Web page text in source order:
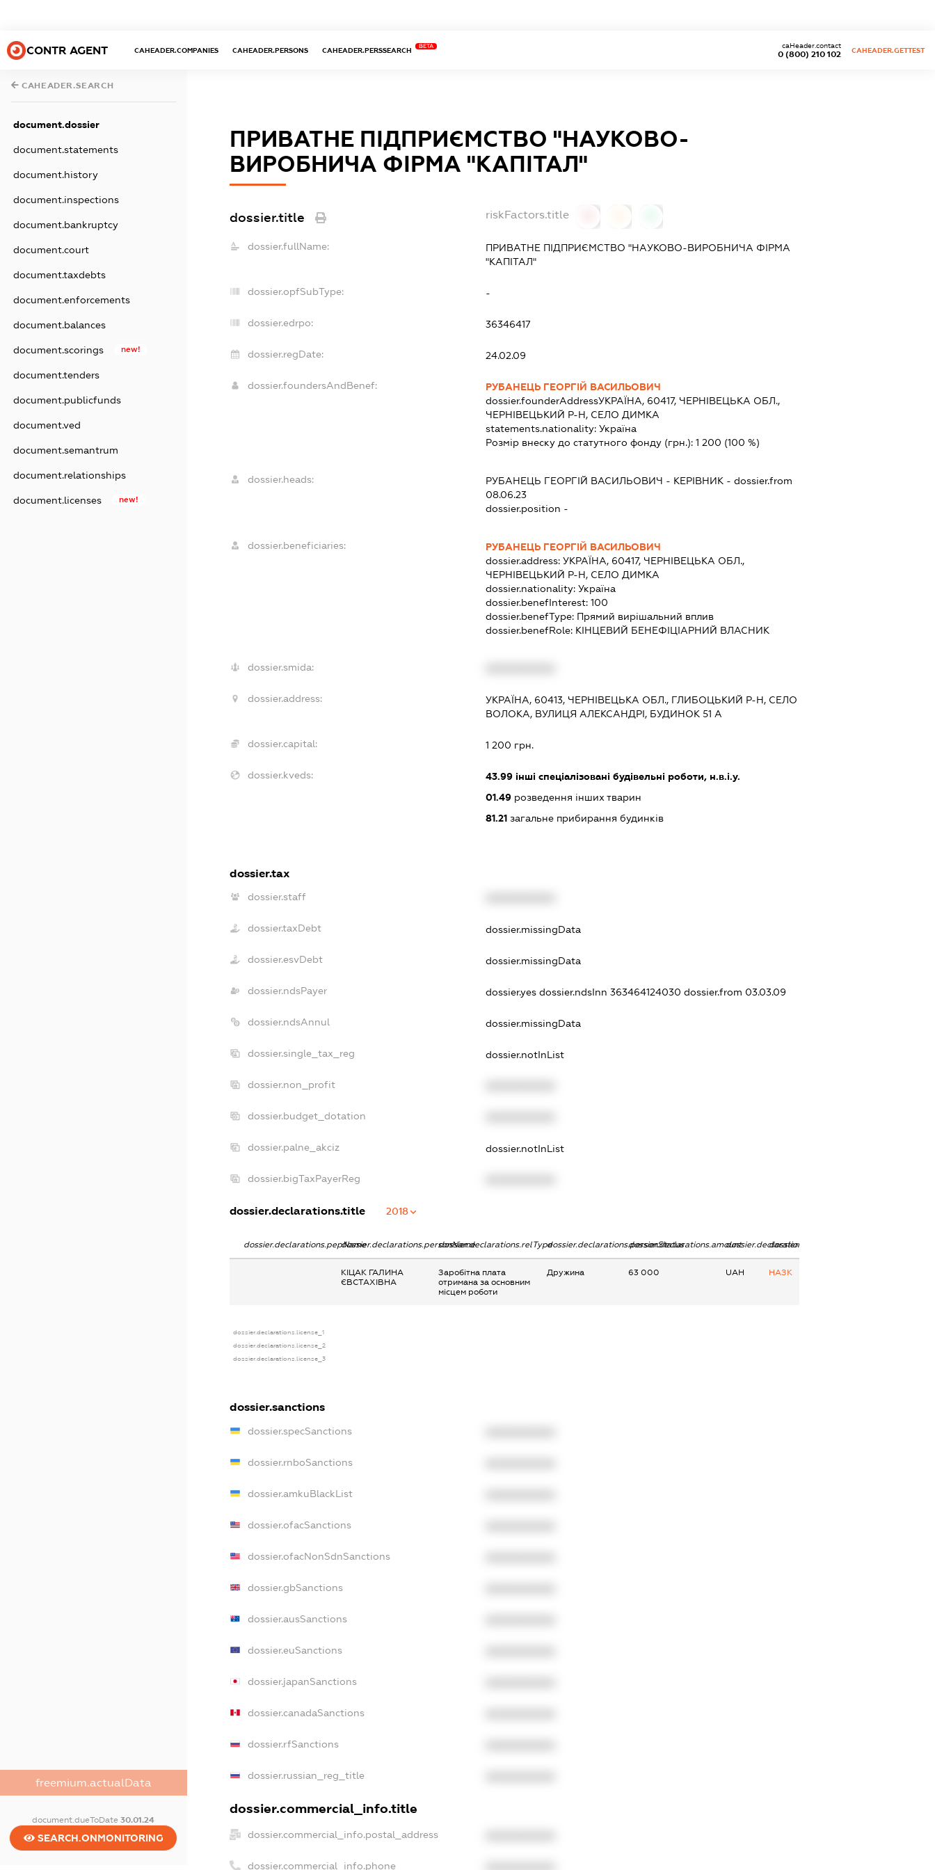
CONTR AGENT CAHEADER.COMPANIES CAHEADER.PERSONS CAHEADER.PERSSEARCH
BETA
0 (800) 210 102
caHeader.contact
CAHEADER.GETTEST
CAHEADER.SEARCH
document.dossier
document.statements
document.history
document.inspections
document.bankruptcy
document.court
document.taxdebts
document.enforcements
document.balances
document.scorings new!
document.tenders
document.publicfunds
document.ved
document.semantrum
document.relationships
document.licenses new!
freemium.actualData
document.dueToDate30.01.24
SEARCH.ONMONITORING
ПРИВАТНЕ ПІДПРИЄМСТВО "НАУКОВО-
ВИРОБНИЧА ФІРМА "КАПІТАЛ"
dossier.title riskFactors.title
dossier.fullName:
ПРИВАТНЕ ПІДПРИЄМСТВО "НАУКОВО-ВИРОБНИЧА ФІРМА
"КАПІТАЛ"
dossier.opfSubType: -
dossier.edrpo: 36346417
dossier.regDate: 24.02.09
dossier.foundersAndBenef:
РУБАНЕЦЬ ГЕОРГІЙ ВАСИЛЬОВИЧ
dossier.founderAddressУКРАЇНА, 60417, ЧЕРНІВЕЦЬКА ОБЛ.,
ЧЕРНІВЕЦЬКИЙ Р-Н, СЕЛО ДИМКА
statements.nationality:Україна
Розмір внеску до статутного фонду (грн.):1 200 (100 %)
dossier.heads: РУБАНЕЦЬ ГЕОРГІЙ ВАСИЛЬОВИЧ - КЕРІВНИК - dossier.from
08.06.23
dossier.position -
dossier.beneficiaries:
РУБАНЕЦЬ ГЕОРГІЙ ВАСИЛЬОВИЧ
dossier.address:УКРАЇНА, 60417, ЧЕРНІВЕЦЬКА ОБЛ.,
ЧЕРНІВЕЦЬКИЙ Р-Н, СЕЛО ДИМКА
dossier.nationality:Україна
dossier.benefInterest:100
dossier.benefType: Прямий вирішальний вплив
dossier.benefRole: КІНЦЕВИЙ БЕНЕФІЦІАРНИЙ ВЛАСНИК
dossier.smida:
dossier.address:
УКРАЇНА, 60413, ЧЕРНІВЕЦЬКА ОБЛ., ГЛИБОЦЬКИЙ Р-Н, СЕЛО
ВОЛОКА, ВУЛИЦЯ АЛЕКСАНДРІ, БУДИНОК 51 А
dossier.capital: 1 200 грн.
dossier.kveds: 43.99 інші спеціалізовані будівельні роботи, н.в.і.у.
01.49 розведення інших тварин
81.21 загальне прибирання будинків
dossier.tax
dossier.staff
dossier.taxDebt dossier.missingData
dossier.esvDebt dossier.missingData
dossier.ndsPayer dossier.yesdossier.ndsInn 363464124030dossier.from 03.03.09
dossier.ndsAnnul dossier.missingData
dossier.single_tax_reg dossier.notInList
dossier.non_profit
dossier.budget_dotation
dossier.palne_akciz dossier.notInList
dossier.bigTaxPayerReg
dossier.declarations.title 2018
dossier.declarations.pepNamedossier.declarations.personNamedossier.declarations.relTypedossier.declarations.personStatusdossier.declarations.amountdossier.declarations.currency
dossier.declarations.source
КІЦАК ГАЛИНА
ЄВСТАХІВНА
Заробітна плата
отримана за основним
місцем роботи
Дружина 63 000 UAH НАЗК
dossier.declarations.license_1
dossier.declarations.license_2
dossier.declarations.license_3
dossier.sanctions
dossier.specSanctions
dossier.rnboSanctions
dossier.amkuBlackList
dossier.ofacSanctions
dossier.ofacNonSdnSanctions
dossier.gbSanctions
dossier.ausSanctions
dossier.euSanctions
dossier.japanSanctions
dossier.canadaSanctions
dossier.rfSanctions
dossier.russian_reg_title
dossier.commercial_info.title
dossier.commercial_info.postal_address
dossier.commercial_info.phone